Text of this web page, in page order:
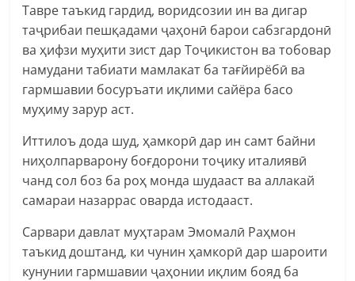
Тавре таъкид гардид, воридсозии ин ва дигар
таҷрибаи пешқадами ҷаҳонӣ барои сабзгардонӣ
ва ҳифзи муҳити зист дар Тоҷикистон ва тобовар
намудани табиати мамлакат ба тағйирёбӣ ва
гармшавии босуръати иқлими сайёра басо
муҳиму зарур аст.
Иттилоъ дода шуд, ҳамкорӣ дар ин самт байни
ниҳолпарварону боғдорони тоҷику италиявӣ
чанд сол боз ба роҳ монда шудааст ва аллакай
самараи назаррас оварда истодааст.
Сарвари давлат муҳтарам Эмомалӣ Раҳмон
таъкид доштанд, ки чунин ҳамкорӣ дар шароити
кунунии гармшавии ҷаҳонии иқлим бояд ба